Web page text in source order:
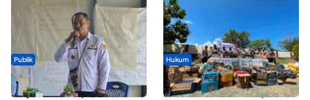
Publik
ABDESI Morotai Apresiasi
Penyaluran ADD Rp3,13 Miliar
Hukum
Polda Maluku Utara Musnahkan
Ribuan Liter Miras Hasil Operasi